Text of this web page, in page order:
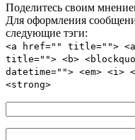
Поделитесь своим
Для оформления
следующие тэги:
<a href="" title="">
title=""> <b>
datetime=""> <em>
<strong>